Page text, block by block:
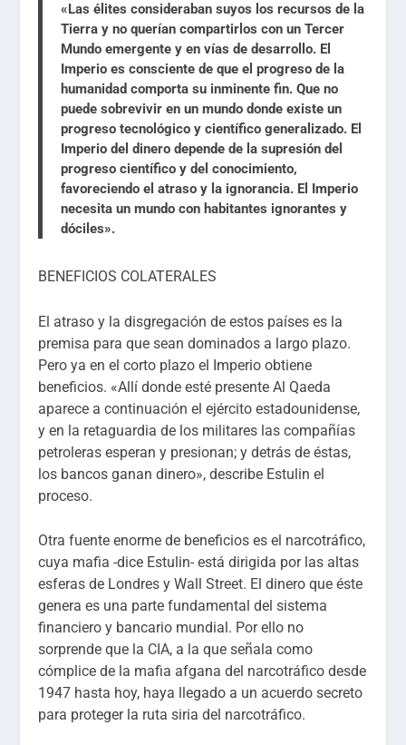
«Las élites consideraban suyos los recursos de la
Tierra y no querían compartirlos con un Tercer
Mundo emergente y en vías de desarrollo. El
Imperio es consciente de que el progreso de la
humanidad comporta su inminente fin. Que no
puede sobrevivir en un mundo donde existe un
progreso tecnológico y científico generalizado. El
Imperio del dinero depende de la supresión del
progreso científico y del conocimiento,
favoreciendo el atraso y la ignorancia. El Imperio
necesita un mundo con habitantes ignorantes y
dóciles».
BENEFICIOS COLATERALES
El atraso y la disgregación de estos países es la
premisa para que sean dominados a largo plazo.
Pero ya en el corto plazo el Imperio obtiene
beneficios. «Allí donde esté presente Al Qaeda
aparece a continuación el ejército estadounidense,
y en la retaguardia de los militares las compañías
petroleras esperan y presionan; y detrás de éstas,
los bancos ganan dinero», describe Estulin el
proceso.
Otra fuente enorme de beneficios es el narcotráfico,
cuya mafia -dice Estulin- está dirigida por las altas
esferas de Londres y Wall Street. El dinero que éste
genera es una parte fundamental del sistema
financiero y bancario mundial. Por ello no
sorprende que la CIA, a la que señala como
cómplice de la mafia afgana del narcotráfico desde
1947 hasta hoy, haya llegado a un acuerdo secreto
para proteger la ruta siria del narcotráfico.